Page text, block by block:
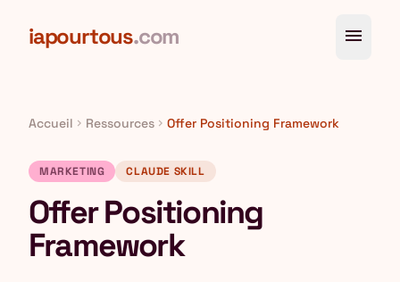
iapourtous.com menu
Accueil chevron_right Ressources chevron_right Offer Positioning Framework
MARKETING CLAUDE SKILL
Offer Positioning
Framework